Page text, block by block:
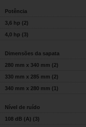
Potência
3,6 hp (2)
4,0 hp (3)
Dimensões da sapata
280 mm x 340 mm (2)
330 mm x 285 mm (2)
340 mm x 280 mm (1)
Nível de ruído
108 dB (A) (3)